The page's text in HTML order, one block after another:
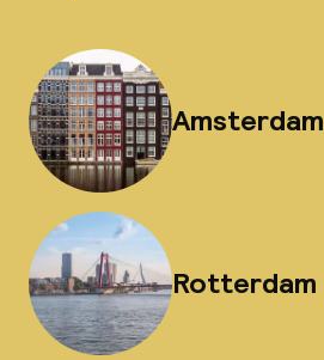
Amsterdam
Rotterdam